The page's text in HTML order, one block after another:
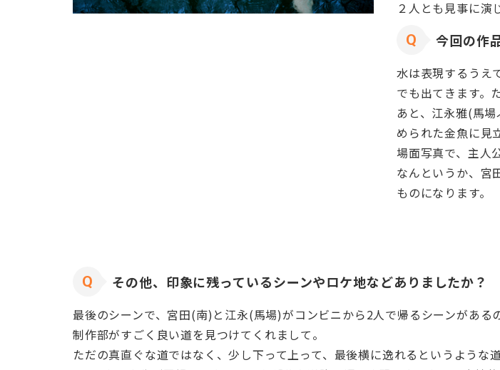
２人とも見事に演
今回の作
水は表現するうえ
でも出てきます。
あと、江永雅(馬
められた金魚に見
場面写真で、主人
なんというか、宮
ものになります。
その他、印象に残っているシーンやロケ地などありましたか？
最後のシーンで、宮田(南)と江永(馬場)がコンビニから2人で帰るシーンがある
制作部がすごく良い道を見つけてくれまして。
ただの真直ぐな道ではなく、少し下って上って、最後横に逸れるというような